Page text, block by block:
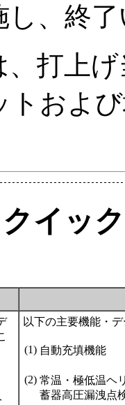
し、終
打上げ
トおよ
クイッ
以下の主要機能・
(1) 自動充填機能
(2) 常温・極低温ヘ
蓄器高圧漏洩点